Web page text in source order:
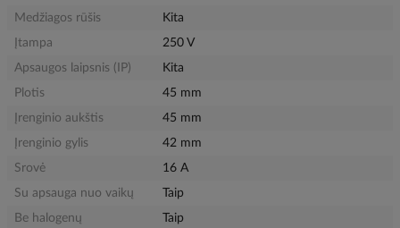
Medžiagos rūšis
Kita
Įtampa
250 V
Apsaugos laipsnis (IP)
Kita
Plotis
45 mm
Įrenginio aukštis
45 mm
Įrenginio gylis
42 mm
Srovė
16 A
Su apsauga nuo vaikų
Taip
Be halogenų
Taip